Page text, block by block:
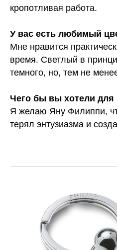
кропотливая работа.
У вас есть любимый
Мне нравится
время. Светлый в
темного, но, тем не
Чего бы вы хотели для
Я желаю Яну Филиппи,
терял энтузиазма и